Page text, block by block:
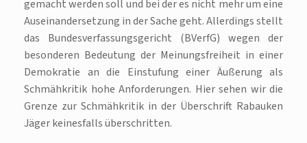
gemacht werden soll und bei der es nicht mehr um eine
Auseinandersetzung in der Sache geht. Allerdings stellt
das Bundesverfassungsgericht (BVerfG) wegen der
besonderen Bedeutung der Meinungsfreiheit in einer
Demokratie an die Einstufung einer Äußerung als
Schmähkritik hohe Anforderungen. Hier sehen wir die
Grenze zur Schmähkritik in der Überschrift Rabauken
Jäger keinesfalls überschritten.